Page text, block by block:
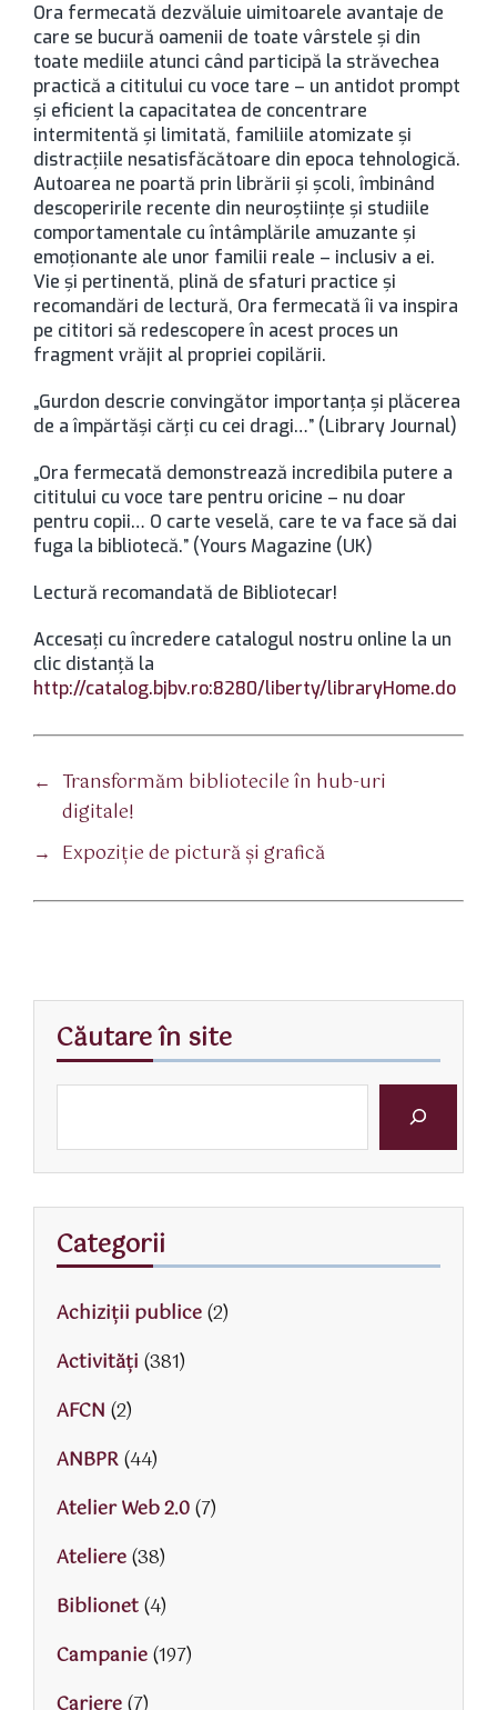
Ora fermecată dezvăluie uimitoarele avantaje de
care se bucură oamenii de toate vârstele și din
toate mediile atunci când participă la străvechea
practică a cititului cu voce tare – un antidot prompt
și eficient la capacitatea de concentrare
intermitentă și limitată, familiile atomizate și
distracțiile nesatisfăcătoare din epoca tehnologică.
Autoarea ne poartă prin librării și școli, îmbinând
descoperirile recente din neuroștiințe și studiile
comportamentale cu întâmplările amuzante și
emoționante ale unor familii reale – inclusiv a ei.
Vie și pertinentă, plină de sfaturi practice și
recomandări de lectură, Ora fermecată îi va inspira
pe cititori să redescopere în acest proces un
fragment vrăjit al propriei copilării.
„Gurdon descrie convingător importanța și plăcerea
de a împărtăși cărți cu cei dragi…” (Library Journal)
„Ora fermecată demonstrează incredibila putere a
cititului cu voce tare pentru oricine – nu doar
pentru copii… O carte veselă, care te va face să dai
fuga la bibliotecă.” (Yours Magazine (UK)
Lectură recomandată de Bibliotecar!
Accesaţi cu încredere catalogul nostru online la un
clic distanţă la
http://catalog.bjbv.ro:8280/liberty/libraryHome.do
← Transformăm bibliotecile în hub-uri
digitale!
→ Expoziție de pictură și grafică
Căutare în site
Categorii
Achiziții publice(2)
Activităţi (381)
AFCN (2)
ANBPR(44)
Atelier Web 2.0(7)
Ateliere(38)
Biblionet(4)
Campanie(197)